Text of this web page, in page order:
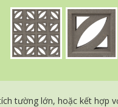
tường lớn, hoặc kết hợp